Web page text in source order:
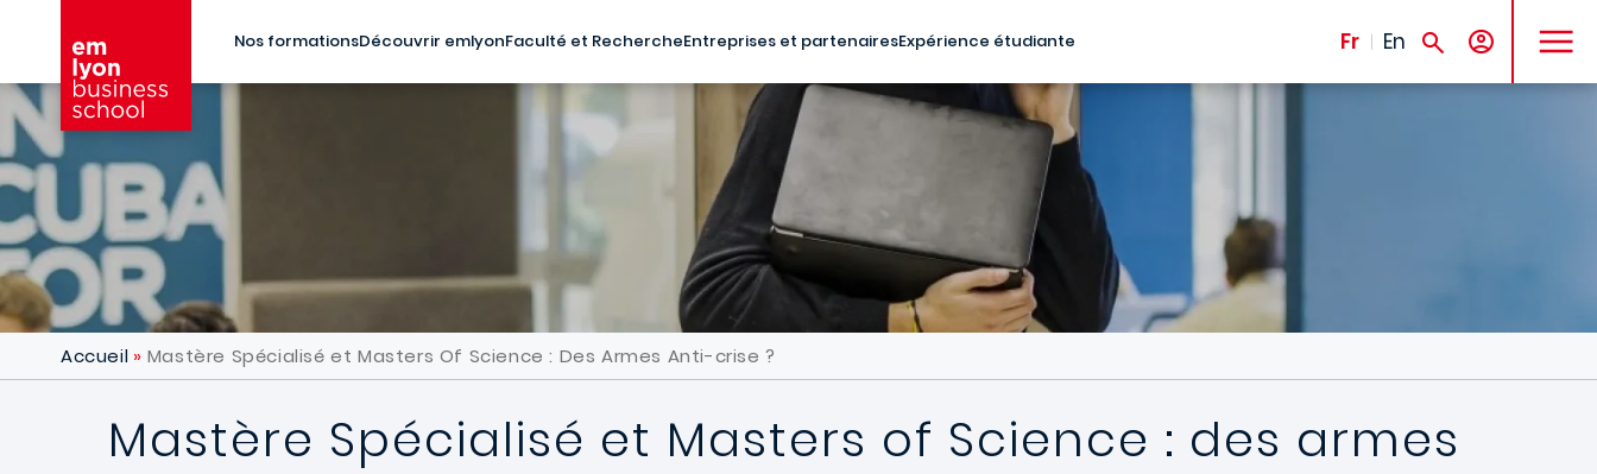
Nos formationsDécouvrir emlyonFaculté et RechercheEntreprises et partenairesExpérience étudiante Fr En
MENU
Accueil Mastère Spécialisé et Masters Of Science : Des Armes Anti-crise ?
Mastère Spécialisé et Masters of Science : des armes